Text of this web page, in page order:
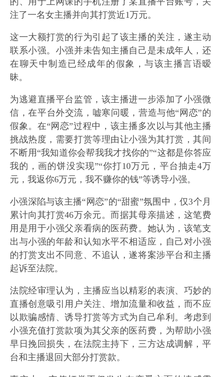
注了一名女主播并向其打赏近1万元。
这一大额打赏的行为引起了该主播的关注，遂主动
联系小强。小强并未告知主播自己是未成年人，还
在聊天中制造已经成年的假象，与该主播言语暧
昧。
为逃避直播平台监管，该主播进一步添加了小强微
信，在平台外交流，嘘寒问暖，营造与他“网恋”的
假象。在“网恋”过程中，该主播多次以与其他主播
挑战热度，需要打赏等理由让小强为其打赏，其间
不断用“我知道你会帮我我才找你的”“这都是你答应
我的，画的饼没实现”“你打10万元，平台抽走4万
元，我返你6万元，我不赚你的钱”等诱导小强。
小强深陷与该主播“网恋”的“甜蜜”氛围中，仅3个月
累计向其打赏46万余元。而据其母亲描述，这笔费
用是用于小强父亲看病的医药费。她认为，该笔支
出与小强的年龄和认知水平不相适应，自己对小强
的打赏支出不同意、不追认，遂将案涉平台和主播
起诉至法院。
法院经审理认为，主播应当以精彩的表演、巧妙的
直播创意吸引用户关注、增加流量和收益，而不应
以欺骗感情、诱导打赏等方式为自己牟利。考虑到
小强充值打赏款项为其父亲的医药费，为帮助小强
早日挽回损失，在法院主持下，三方达成调解，平
台和主播退回大部分打赏款。